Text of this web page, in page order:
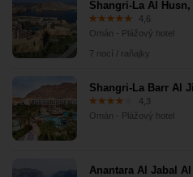
Shangri-La Al Husn,
4,6
Omán - Plážový hotel
7 nocí / raňajky
Shangri-La Barr Al
4,3
Omán - Plážový hotel
Anantara Al Jabal